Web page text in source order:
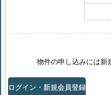
物件の申し込みには新
ログイン・新規会員登録